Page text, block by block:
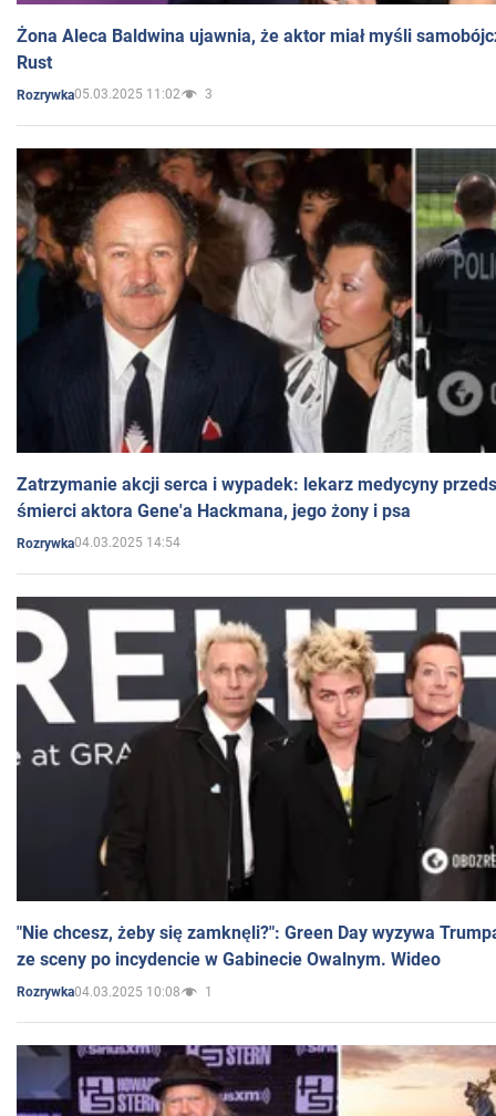
Żona Aleca Baldwina ujawnia, że aktor miał myśli
Rust
Rozrywka05.03.2025 11:02 3
Zatrzymanie akcji serca i wypadek: lekarz medycyny
śmierci aktora Gene'a Hackmana, jego żony i psa
Rozrywka04.03.2025 14:54
"Nie chcesz, żeby się zamknęli?": Green Day wyzywa
ze sceny po incydencie w Gabinecie Owalnym. Wideo
Rozrywka04.03.2025 10:08 1